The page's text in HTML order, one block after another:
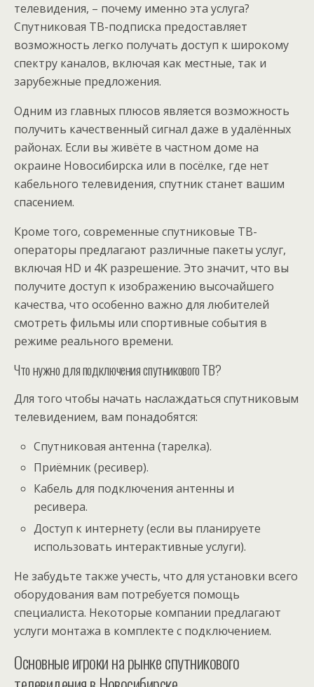
телевидения, – почему именно эта услуга?
Спутниковая ТВ-подписка предоставляет
возможность легко получать доступ к широкому
спектру каналов, включая как местные, так и
зарубежные предложения.
Одним из главных плюсов является возможность
получить качественный сигнал даже в удалённых
районах. Если вы живёте в частном доме на
окраине Новосибирска или в посёлке, где нет
кабельного телевидения, спутник станет вашим
спасением.
Кроме того, современные спутниковые ТВ-
операторы предлагают различные пакеты услуг,
включая HD и 4K разрешение. Это значит, что вы
получите доступ к изображению высочайшего
качества, что особенно важно для любителей
смотреть фильмы или спортивные события в
режиме реального времени.
Что нужно для подключения спутникового ТВ?
Для того чтобы начать наслаждаться спутниковым
телевидением, вам понадобятся:
Спутниковая антенна (тарелка).
Приёмник (ресивер).
Кабель для подключения антенны и
ресивера.
Доступ к интернету (если вы планируете
использовать интерактивные услуги).
Не забудьте также учесть, что для установки всего
оборудования вам потребуется помощь
специалиста. Некоторые компании предлагают
услуги монтажа в комплекте с подключением.
Основные игроки на рынке спутникового